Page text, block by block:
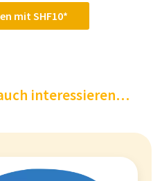
mit SHF10*
interessieren…